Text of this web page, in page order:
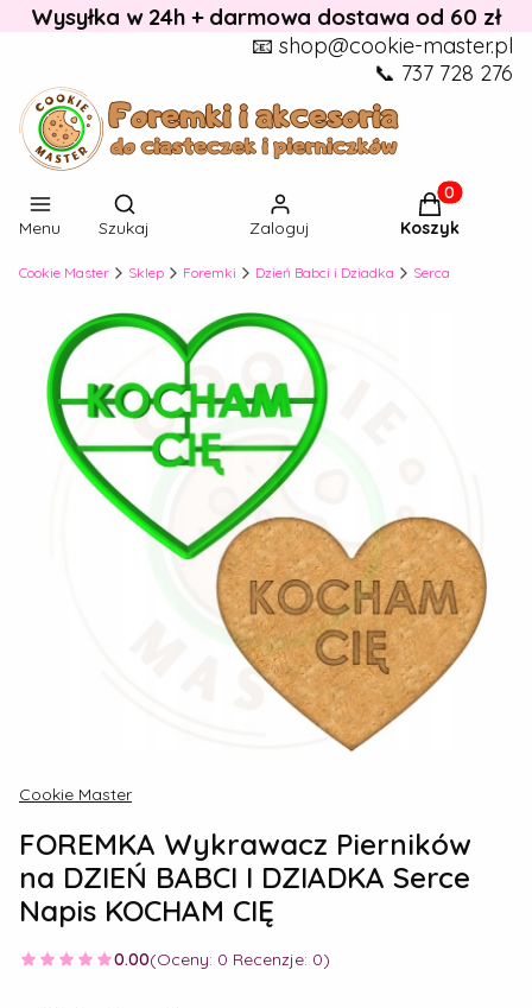
Wysyłka w 24h + darmowa dostawa od 60 zł
📧 shop@cookie-master.pl
📞 737 728 276
Menu
Otwórz wyszukiwarkę
Szukaj Zaloguj
Produkty w
Koszyk
Cookie Master Sklep Foremki Dzień Babci i Dziadka Serca
Cookie Master
FOREMKA Wykrawacz Pierników
na DZIEŃ BABCI I DZIADKA Serce
Napis KOCHAM CIĘ
0.00(Oceny: 0 Recenzje: 0)